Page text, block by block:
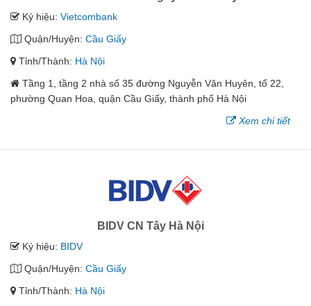
Ký hiệu: Vietcombank
Quận/Huyện: Cầu Giấy
Tỉnh/Thành: Hà Nội
Tầng 1, tầng 2 nhà số 35 đường Nguyễn Văn Huyên, tổ 22,
phường Quan Hoa, quận Cầu Giấy, thành phố Hà Nội
Xem chi tiết
BIDV CN Tây Hà Nội
Ký hiệu: BIDV
Quận/Huyện: Cầu Giấy
Tỉnh/Thành: Hà Nội